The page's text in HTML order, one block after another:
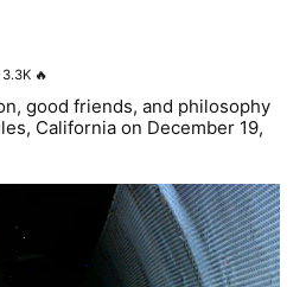
3.3K 🔥
good friends, and philosophy
California on December 19,